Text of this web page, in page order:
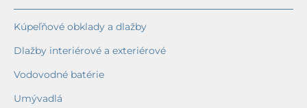
Kúpeľňové obklady a dlažby
Dlažby interiérové a exteriérové
Vodovodné batérie
Umývadlá